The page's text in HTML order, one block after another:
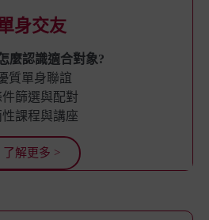
身交友
麼認識適合對象?
質單身聯誼
件篩選與配對
性課程與講座
了解更多 >